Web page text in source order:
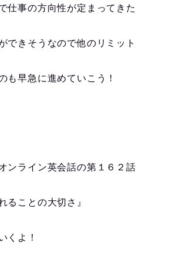
仕事の方向性が定まってきた
できそうなので他のリミット
も早急に進めていこう！
ンライン英会話の第１６２話
ることの大切さ』
くよ！